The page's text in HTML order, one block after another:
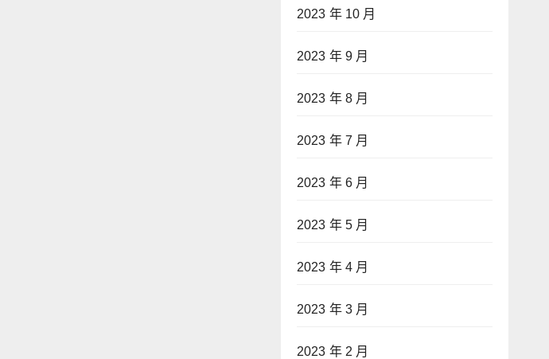
2023 年 10 月
2023 年 9 月
2023 年 8 月
2023 年 7 月
2023 年 6 月
2023 年 5 月
2023 年 4 月
2023 年 3 月
2023 年 2 月